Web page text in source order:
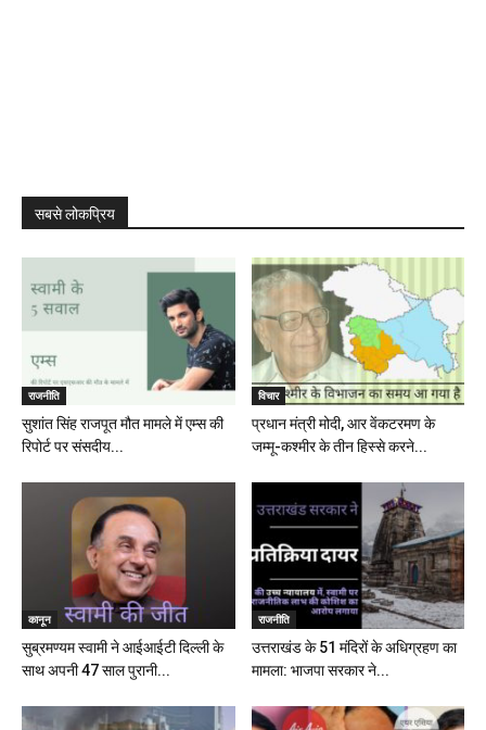
सबसे लोकप्रिय
राजनीति
सुशांत सिंह राजपूत मौत मामले में एम्स की
रिपोर्ट पर संसदीय...
विचार
प्रधान मंत्री मोदी, आर वेंकटरमण के
जम्मू-कश्मीर के तीन हिस्से करने...
कानून
सुब्रमण्यम स्वामी ने आईआईटी दिल्ली के
साथ अपनी 47 साल पुरानी...
राजनीति
उत्तराखंड के 51 मंदिरों के अधिग्रहण का
मामला: भाजपा सरकार ने...